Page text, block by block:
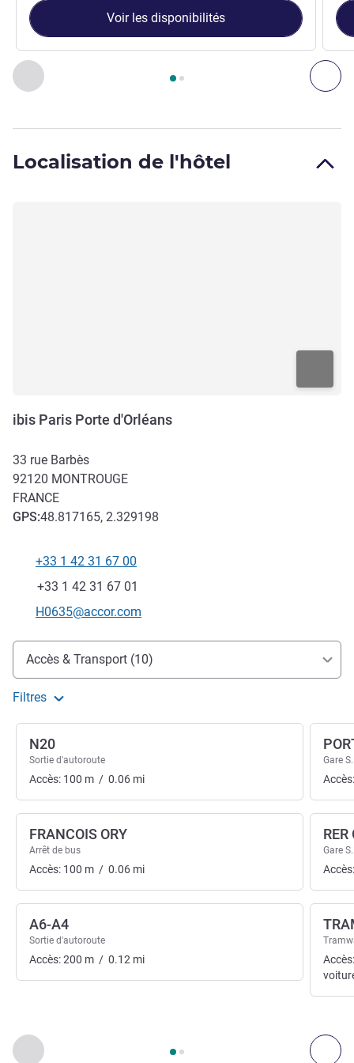
Précédent - Chambre
Page , Chambre 1 : Chambre Standard avec 1 lit
Voir les disponibilités
Localisation de l'hôtel
ibis Paris Porte d'Orléans
33 rue Barbès
92120 MONTROUGE
FRANCE
GPS:48.817165, 2.329198
Téléphone
+33 1 42 31 67 00
Fax
+33 1 42 31 67 01
Email de contact
H0635@accor.com
Accès et transports
Accès & Transport (10)
Filtres
Précédent - Accès & Transport
Page , Accès & Transport 1 :, Accès & Transport 2 :
N20
Sortie d'autoroute
Accès: 100 m / 0.06 mi
FRANCOIS ORY
Arrêt de bus
Accès: 100 m / 0.06 mi
A6-A4
Sortie d'autoroute
Accès:200 m / 0.12 mi
Gare
RER
Gare